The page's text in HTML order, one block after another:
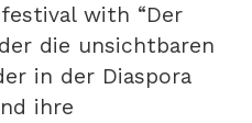
with “Der
die unsichtbaren
in der Diaspora
ihre